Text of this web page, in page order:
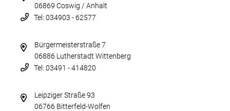
06869 Coswig / Anhalt
Tel: 034903 - 62577
Bürgermeisterstraße 7
06886 Lutherstadt Wittenberg
Tel: 03491 - 414820
Leipziger Straße 93
06766 Bitterfeld-Wolfen